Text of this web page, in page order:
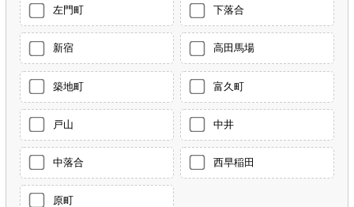
左門町 下落合
新宿 高田馬場
築地町 富久町
戸山 中井
中落合 西早稲田
原町